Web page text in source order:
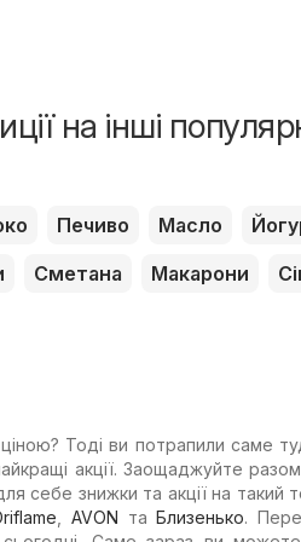
на інші
Печиво Масло
Сметана Макарони
Тоді ви потрапили саме
акції. Заощаджуйте
себе знижки та акції на такий
AVON таБлизенько.